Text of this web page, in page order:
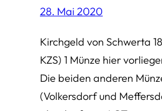
28. Mai 2020
Kirchgeld von Schwerta
KZS) 1 Münze hier
Die beiden anderen
(Volkersdorf und